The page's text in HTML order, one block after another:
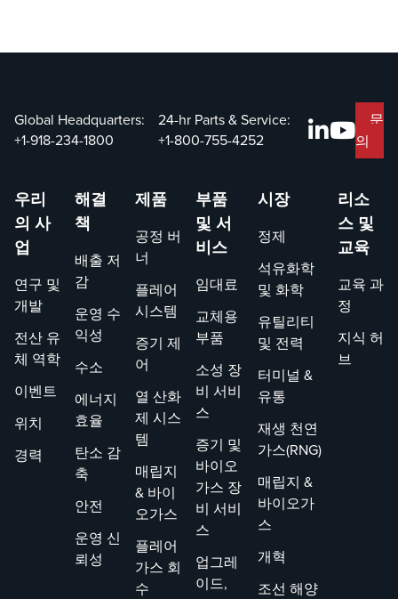
Global Headquarters:
+1-918-234-1800
24-hr Parts & Service:
+1-800-755-4252
문
의
우리
의 사
업
연구 및
개발
전산 유
체 역학
이벤트
위치
경력
해결
책
배출 저
감
운영 수
익성
수소
에너지
효율
탄소 감
축
안전
운영 신
뢰성
제품
공정 버
너
플레어
시스템
증기 제
어
열 산화
제 시스
템
매립지
& 바이
오가스
플레어
가스 회
수
부품
및 서
비스
임대료
교체용
부품
소성 장
비 서비
스
증기 및
바이오
가스 장
비 서비
스
업그레
이드,
시장
정제
석유화학
및 화학
유틸리티
및 전력
터미널 &
유통
재생 천연
가스(RNG)
매립지 &
바이오가
스
개혁
조선 해양
리소
스 및
교육
교육 과
정
지식 허
브